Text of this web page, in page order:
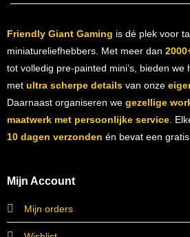
Friendly Giant Gaming is dé plek voor
miniatureliefhebbers. Met meer dan
tot volledig pre-painted mini’s, bieden we
met ultra scherpe detailsvan onze
Daarnaast organiseren we gezellige
maatwerk met persoonlijke service.
10 dagen verzonden én bevat een
Mijn Account
Mijn orders